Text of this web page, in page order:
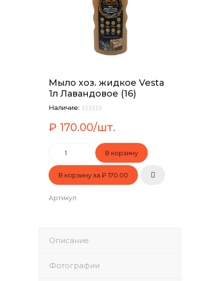
Мыло хоз. жидкое Vesta
1л Лавандовое (16)
Наличие:
₽ 170.00/шт.
В корзину за ₽ 170.00
Артикул:
Описание
Фотографии